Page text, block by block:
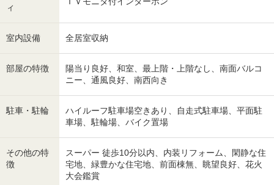
ィ
室内設備 全居室収納
部屋の特徴
陽当り良好、和室、最上階・上階なし、南面バルコ
ニー、通風良好、南西向き
駐車・駐輪
ハイルーフ駐車場空きあり、自走式駐車場、平面駐
車場、駐輪場、バイク置場
その他の特
徴
スーパー 徒歩10分以内、内装リフォーム、閑静な住
宅地、緑豊かな住宅地、前面棟無、眺望良好、花火
大会鑑賞